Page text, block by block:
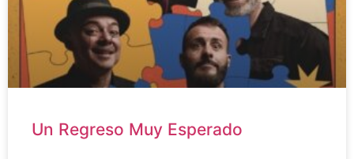
Un Regreso Muy Esperado